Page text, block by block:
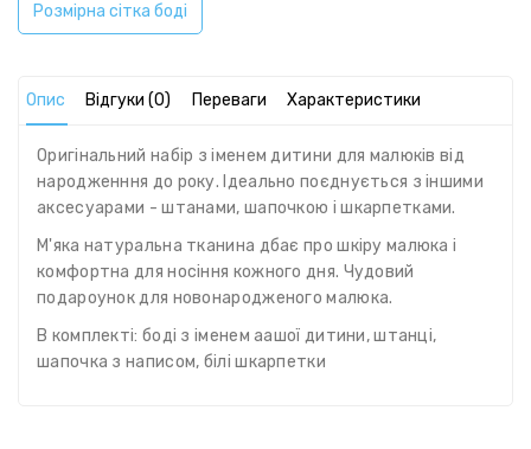
Розмірна сітка боді
Опис Відгуки (0) Переваги Характеристики
Оригінальний набір з іменем дитини для малюків від
народженння до року. Ідеально поєднується з іншими
аксесуарами - штанами, шапочкою і шкарпетками.
М'яка натуральна тканина дбає про шкіру малюка і
комфортна для носіння кожного дня. Чудовий
подароунок для новонародженого малюка.
В комплекті: боді з іменем аашої дитини, штанці,
шапочка з написом, білі шкарпетки